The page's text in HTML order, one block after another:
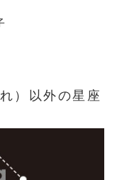
）以外の星座